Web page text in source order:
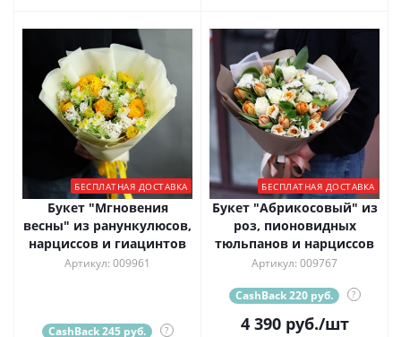
БЕСПЛАТНАЯ ДОСТАВКА
Букет "Мгновения
весны" из ранункулюсов,
нарциссов и гиацинтов
Артикул: 009961
CashBack 245 руб. ?
БЕСПЛАТНАЯ ДОСТАВКА
Букет "Абрикосовый" из
роз, пионовидных
тюльпанов и нарциссов
Артикул: 009767
CashBack 220 руб. ?
4 390руб./шт